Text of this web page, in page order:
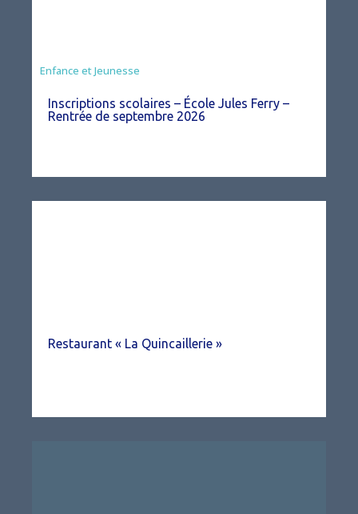
Enfance et Jeunesse
Inscriptions scolaires – École Jules Ferry –
Rentrée de septembre 2026
Restaurant « La Quincaillerie »